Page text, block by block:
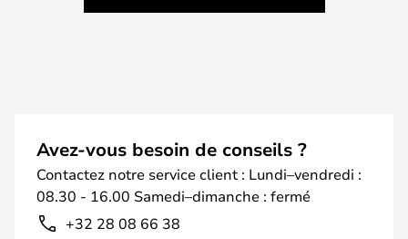
Avez-vous besoin de conseils ?
Contactez notre service client : Lundi–vendredi :
08.30 - 16.00 Samedi–dimanche : fermé
+32 28 08 66 38